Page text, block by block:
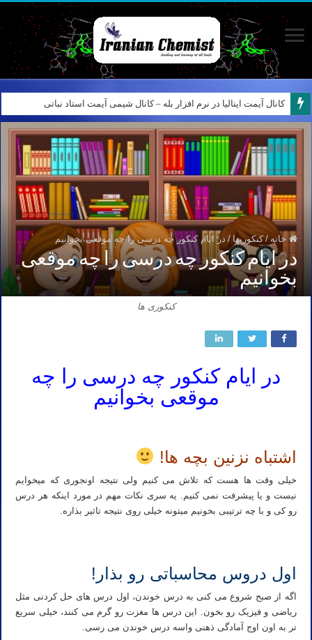
کانال آیمت ایتالیا در نرم افزار بله – کانال شیمی آیمت استاد نباتی
خانه / کنکوریها / در ایام کنکور چه درسی را چه موقعی بخوانیم
در ایام کنکور چه درسی را چه موقعی
بخوانیم
کنکوری ها
در ایام کنکور چه درسی را چه
موقعی بخوانیم
اشتباه نزنین بچه ها!
خیلی وقت ها هست که تلاش می کنیم ولی نتیجه اونجوری که میخوایم
نیست و یا پیشرفت نمی کنیم. یه سری نکات مهم در مورد اینکه هر درس
رو کی و با چه ترتیبی بخونیم میتونه خیلی روی نتیجه تاثیر بذاره.
اول دروس محاسباتی رو بذار!
اگه از صبح شروع می کنی به درس خوندن، اول درس های حل کردنی مثل
ریاضی و فیزیک رو بخون. این درس ها مغزت رو گرم می کنند، خیلی سریع
تر به اون اوج آمادگی ذهنی واسه درس خوندن می رسی.